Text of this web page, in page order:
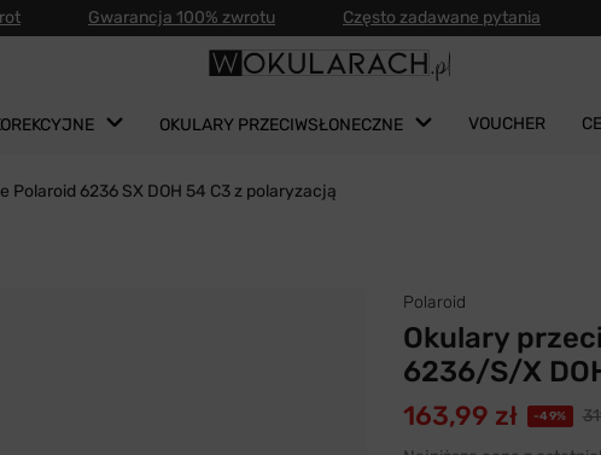
Gwarancja 100% zwrotu Często zadawane pytania
OKULARY PRZECIWSŁONECZNE VOUCHER
Polaroid 6236 SX DOH 54 C3 z polaryzacją
Polaroid
Okulary
6236/S/X
163,99 zł -49%